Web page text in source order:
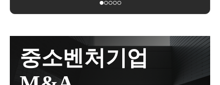
년 기준시가가 됩니다.
에 관한 유언을 하게 한 자5. 피상속인의 상속에 관한
유언서를 위조ㆍ변조ㆍ파기 또는 은닉한 자즉, 고의로
상해 등을 가하여 동순위 상속인 또는 피상속인을 해
하려는 자는 상속인으로서 지위를 박탈시키는 것입니
다.상속재산을 목적으로 사람을 해하는 것을 막기 위
리'를 의미하며, 골프회원권은 시설물 이용권에 해당
하여양도소득세 신고대상에 해당됩니다.양도차익 계
산은 크게 어렵지 않습니다.양도가액에서 취득가액과
필요경비를 차감한 것이 되고, 일반적인 부동산과 다
방법입니다.https://blog.naver.com/jang-sung/22368395870
저가양수도 거래와 관련하여 알아보겠습니다. 1. 증...b
log.naver.com(2) 내 용고가양도를 통해서 절세하는 방
법은, 자녀가 부모에게 본인 소유의 부동산을 넘길 때
입니다.이때 중요한 포인트는, 크게 세 가지입니다.1)
중소벤처기업